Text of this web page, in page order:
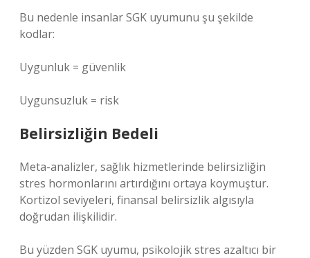
Bu nedenle insanlar SGK uyumunu şu şekilde
kodlar:
Uygunluk = güvenlik
Uygunsuzluk = risk
Belirsizliğin Bedeli
Meta-analizler, sağlık hizmetlerinde belirsizliğin
stres hormonlarını artırdığını ortaya koymuştur.
Kortizol seviyeleri, finansal belirsizlik algısıyla
doğrudan ilişkilidir.
Bu yüzden SGK uyumu, psikolojik stres azaltıcı bir